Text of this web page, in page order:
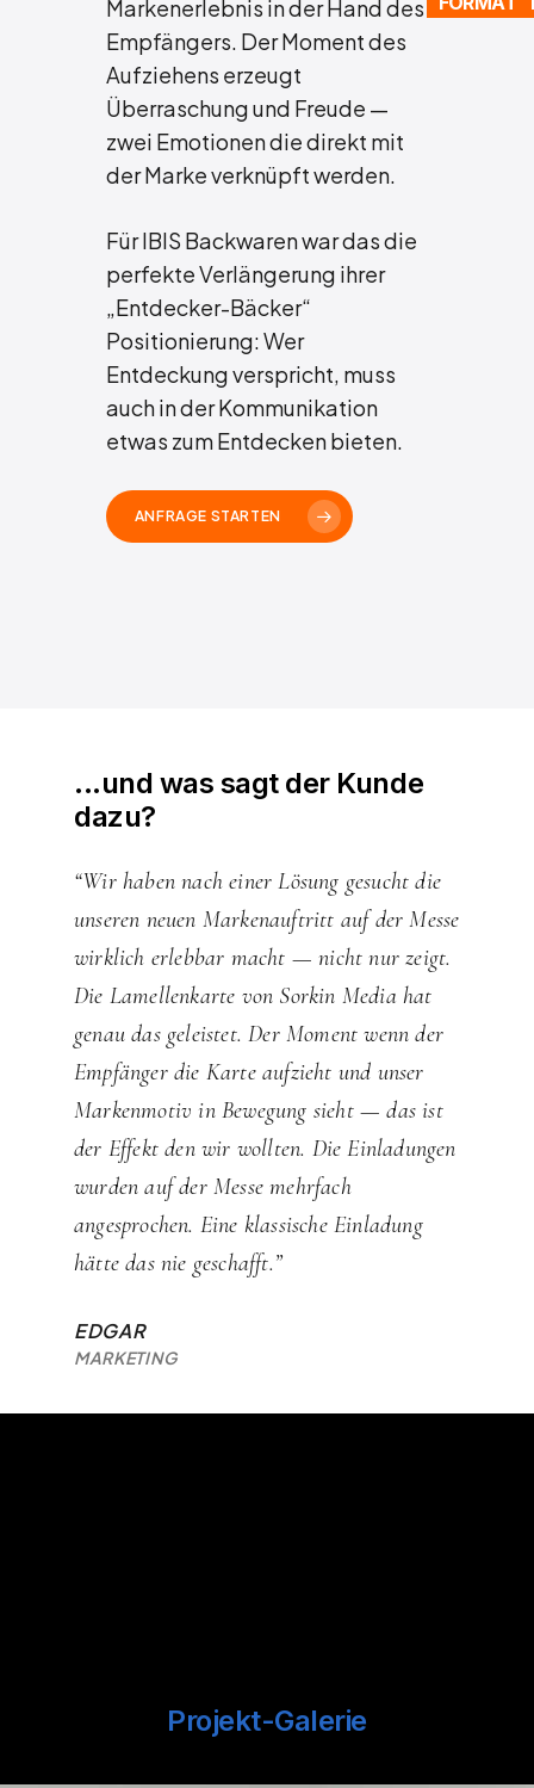
Markenerlebnis in der Hand des
Empfängers. Der Moment des
Aufziehens erzeugt
Überraschung und Freude —
zwei Emotionen die direkt mit
der Marke verknüpft werden.
Für IBIS Backwaren war das die
perfekte Verlängerung ihrer
„Entdecker-Bäcker“
Positionierung: Wer
Entdeckung verspricht, muss
auch in der Kommunikation
etwas zum Entdecken bieten.
ANFRAGE STARTEN
...und was sagt der Kunde
dazu?
“Wir haben nach einer Lösung gesucht die
unseren neuen Markenauftritt auf der Messe
wirklich erlebbar macht — nicht nur zeigt.
Die Lamellenkarte von Sorkin Media hat
genau das geleistet. Der Moment wenn der
Empfänger die Karte aufzieht und unser
Markenmotiv in Bewegung sieht — das ist
der Effekt den wir wollten. Die Einladungen
wurden auf der Messe mehrfach
angesprochen. Eine klassische Einladung
hätte das nie geschafft.”
EDGAR
MARKETING
Projekt-Galerie